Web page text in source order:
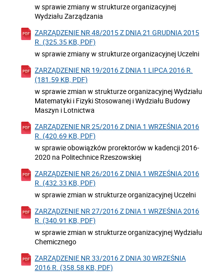
w sprawie zmiany w strukturze organizacyjnej
Wydziału Zarządzania
ZARZĄDZENIE NR 48/2015 Z DNIA 21 GRUDNIA 2015
R. (325.35 KB, PDF)
w sprawie zmiany w strukturze organizacyjnej Uczelni
ZARZĄDZENIE NR 19/2016 Z DNIA 1 LIPCA 2016 R.
(181.59 KB, PDF)
w sprawie zmian w strukturze organizacyjnej Wydziału
Matematyki i Fizyki Stosowanej i Wydziału Budowy
Maszyn i Lotnictwa
ZARZĄDZENIE NR 25/2016 Z DNIA 1 WRZEŚNIA 2016
R. (420.69 KB, PDF)
w sprawie obowiązków prorektorów w kadencji 2016-
2020 na Politechnice Rzeszowskiej
ZARZĄDZENIE NR 26/2016 Z DNIA 1 WRZEŚNIA 2016
R. (432.33 KB, PDF)
w sprawie zmian w strukturze organizacyjnej Uczelni
ZARZĄDZENIE NR 27/2016 Z DNIA 1 WRZEŚNIA 2016
R. (340.91 KB, PDF)
w sprawie zmian w strukturze organizacyjnej Wydziału
Chemicznego
ZARZĄDZENIE NR 33/2016 Z DNIA 30 WRZEŚNIA
2016 R. (358.58 KB, PDF)